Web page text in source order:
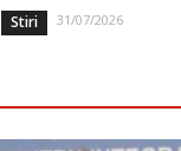
Stiri 31/07/2026